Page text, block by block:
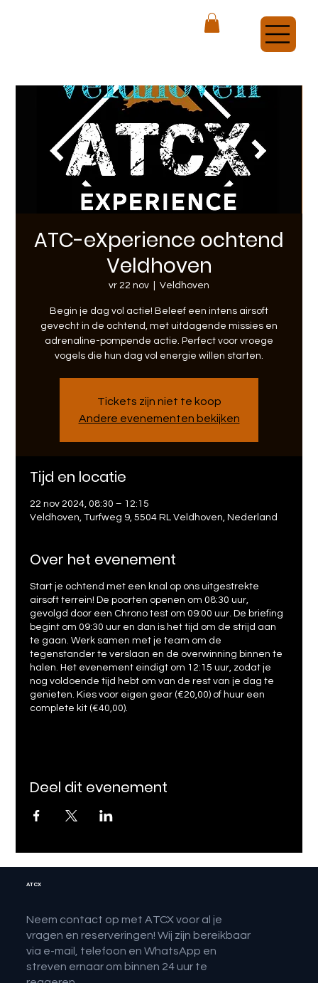
ATC-eXperience ochtend
Veldhoven
vr 22 nov Veldhoven
Begin je dag vol actie! Beleef een intens airsoft
gevecht in de ochtend, met uitdagende missies en
adrenaline-pompende actie. Perfect voor vroege
vogels die hun dag vol energie willen starten.
Tickets zijn niet te koop
Andere evenementen bekijken
Tijd en locatie
22 nov 2024, 08:30 – 12:15
Veldhoven, Turfweg 9, 5504 RL Veldhoven, Nederland
Over het evenement
Start je ochtend met een knal op ons uitgestrekte
airsoft terrein! De poorten openen om 08:30 uur,
gevolgd door een Chrono test om 09:00 uur. De briefing
begint om 09:30 uur en dan is het tijd om de strijd aan
te gaan. Werk samen met je team om de
tegenstander te verslaan en de overwinning binnen te
halen. Het evenement eindigt om 12:15 uur, zodat je
nog voldoende tijd hebt om van de rest van je dag te
genieten. Kies voor eigen gear (€20,00) of huur een
complete kit (€40,00).
Deel dit evenement
ATCX
Neem contact op met ATCX voor al je
vragen en reserveringen! Wij zijn bereikbaar
via e-mail, telefoon en WhatsApp en
streven ernaar om binnen 24 uur te